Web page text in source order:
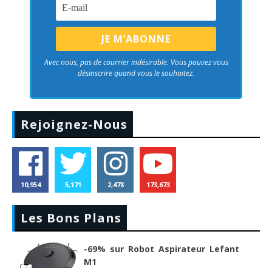
Avec nous, pas de courrier indésirable. Vous pouvez vous
désinscrire quand vous le souhaitez.
Rejoignez-Nous
10,954 5,171 2,478 173,673
Les Bons Plans
-69% sur Robot Aspirateur Lefant
M1